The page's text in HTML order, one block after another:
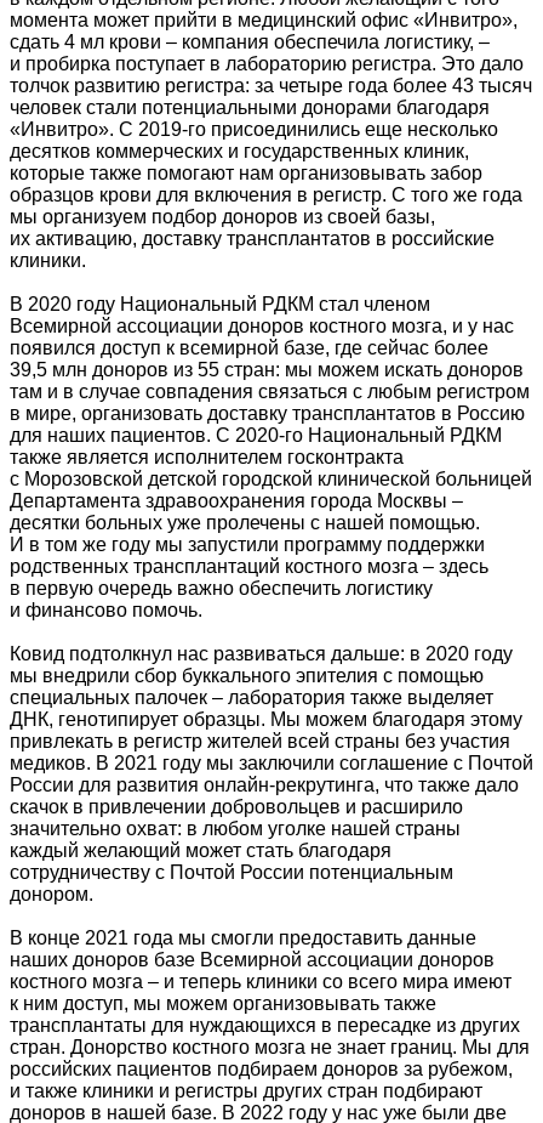
момента может прийти в медицинский офис «Инвитро»,
сдать 4 мл крови – компания обеспечила логистику, –
и пробирка поступает в лабораторию регистра. Это дало
толчок развитию регистра: за четыре года более 43 тысяч
человек стали потенциальными донорами благодаря
«Инвитро». С 2019-го присоединились еще несколько
десятков коммерческих и государственных клиник,
которые также помогают нам организовывать забор
образцов крови для включения в регистр. С того же года
мы организуем подбор доноров из своей базы,
их активацию, доставку трансплантатов в российские
клиники.
В 2020 году Национальный РДКМ стал членом
Всемирной ассоциации доноров костного мозга, и у нас
появился доступ к всемирной базе, где сейчас более
39,5 млн доноров из 55 стран: мы можем искать доноров
там и в случае совпадения связаться с любым регистром
в мире, организовать доставку трансплантатов в Россию
для наших пациентов. С 2020-го Национальный РДКМ
также является исполнителем госконтракта
с Морозовской детской городской клинической больницей
Департамента здравоохранения города Москвы –
десятки больных уже пролечены с нашей помощью.
И в том же году мы запустили программу поддержки
родственных трансплантаций костного мозга – здесь
в первую очередь важно обеспечить логистику
и финансово помочь.
Ковид подтолкнул нас развиваться дальше: в 2020 году
мы внедрили сбор буккального эпителия с помощью
специальных палочек – лаборатория также выделяет
ДНК, генотипирует образцы. Мы можем благодаря этому
привлекать в регистр жителей всей страны без участия
медиков. В 2021 году мы заключили соглашение с Почтой
России для развития онлайн-рекрутинга, что также дало
скачок в привлечении добровольцев и расширило
значительно охват: в любом уголке нашей страны
каждый желающий может стать благодаря
сотрудничеству с Почтой России потенциальным
донором.
В конце 2021 года мы смогли предоставить данные
наших доноров базе Всемирной ассоциации доноров
костного мозга – и теперь клиники со всего мира имеют
к ним доступ, мы можем организовывать также
трансплантаты для нуждающихся в пересадке из других
стран. Донорство костного мозга не знает границ. Мы для
российских пациентов подбираем доноров за рубежом,
и также клиники и регистры других стран подбирают
доноров в нашей базе. В 2022 году у нас уже были две